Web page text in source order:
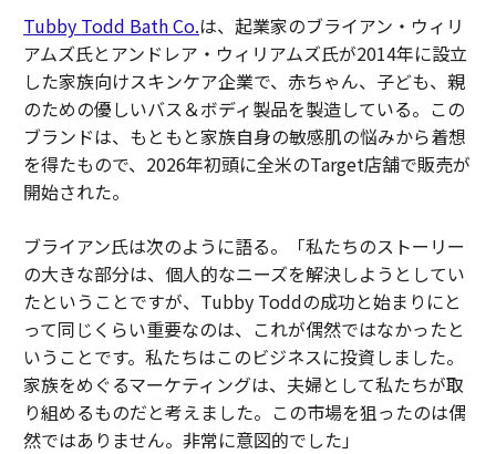
Tubby Todd Bath Co.は、起業家のブライアン・ウィリ
アムズ氏とアンドレア・ウィリアムズ氏が2014年に設立
した家族向けスキンケア企業で、赤ちゃん、子ども、親
のための優しいバス＆ボディ製品を製造している。この
ブランドは、もともと家族自身の敏感肌の悩みから着想
を得たもので、2026年初頭に全米のTarget店舗で販売が
開始された。
ブライアン氏は次のように語る。「私たちのストーリー
の大きな部分は、個人的なニーズを解決しようとしてい
たということですが、Tubby Toddの成功と始まりにと
って同じくらい重要なのは、これが偶然ではなかったと
いうことです。私たちはこのビジネスに投資しました。
家族をめぐるマーケティングは、夫婦として私たちが取
り組めるものだと考えました。この市場を狙ったのは偶
然ではありません。非常に意図的でした」